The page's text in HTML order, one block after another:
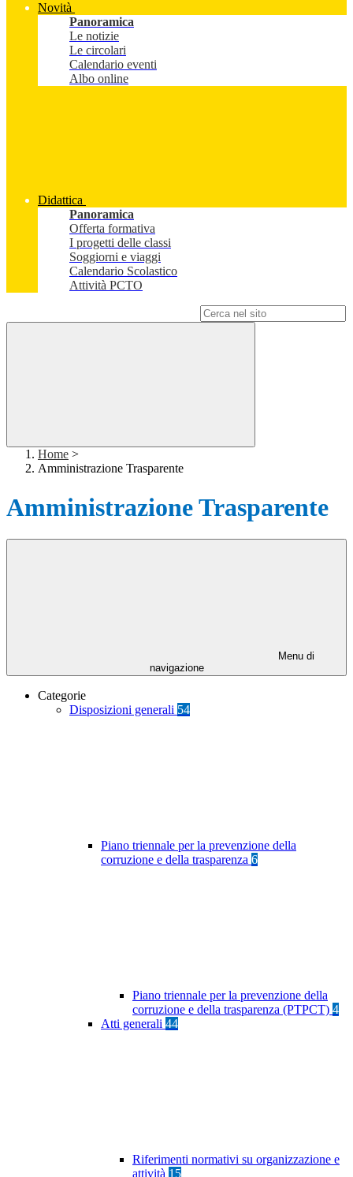
Novità
Panoramica
Le notizie
Le circolari
Calendario eventi
Albo online
Didattica
Panoramica
Offerta formativa
I progetti delle classi
Soggiorni e viaggi
Calendario Scolastico
Attività PCTO
Home >
Amministrazione Trasparente
Amministrazione Trasparente
Menu di
navigazione
Categorie
Disposizioni generali 54
Piano triennale per la prevenzione della
corruzione e della trasparenza 6
Piano triennale per la prevenzione della
corruzione e della trasparenza (PTPCT) 4
Atti generali 44
Riferimenti normativi su organizzazione e
attività 15